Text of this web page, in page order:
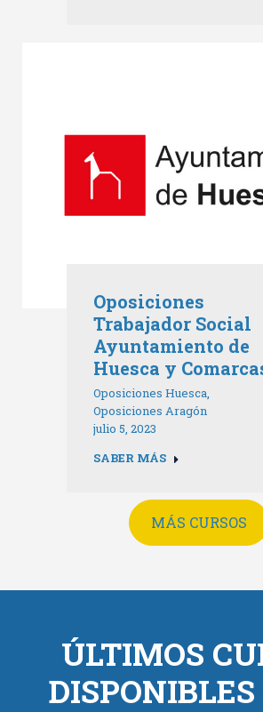
Oposiciones
Trabajador Social
Ayuntamiento de
Huesca y
Oposiciones Huesca,
Oposiciones Aragón
julio 5, 2023
SABER MÁS
MÁS CURSOS
ÚLTIMOS